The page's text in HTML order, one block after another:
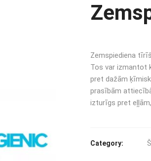
Zemspiediena
Tos var izmantot
pret dažām
prasībām
izturīgs pret
Category: